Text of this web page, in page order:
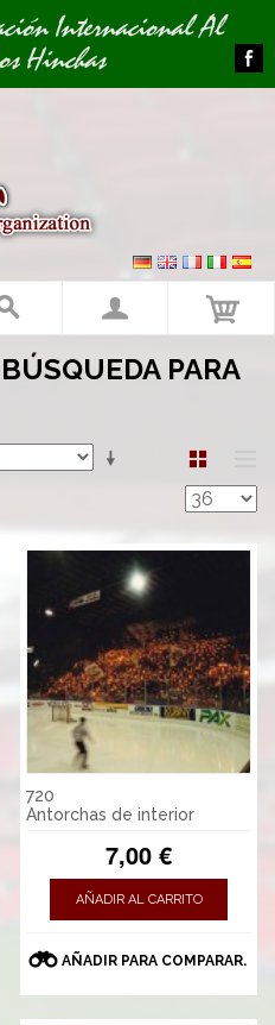
Internacional Al
Hinchas
PARA
720
Antorchas de interior
7,00 €
AÑADIR AL CARRITO
AÑADIR PARA COMPARAR.